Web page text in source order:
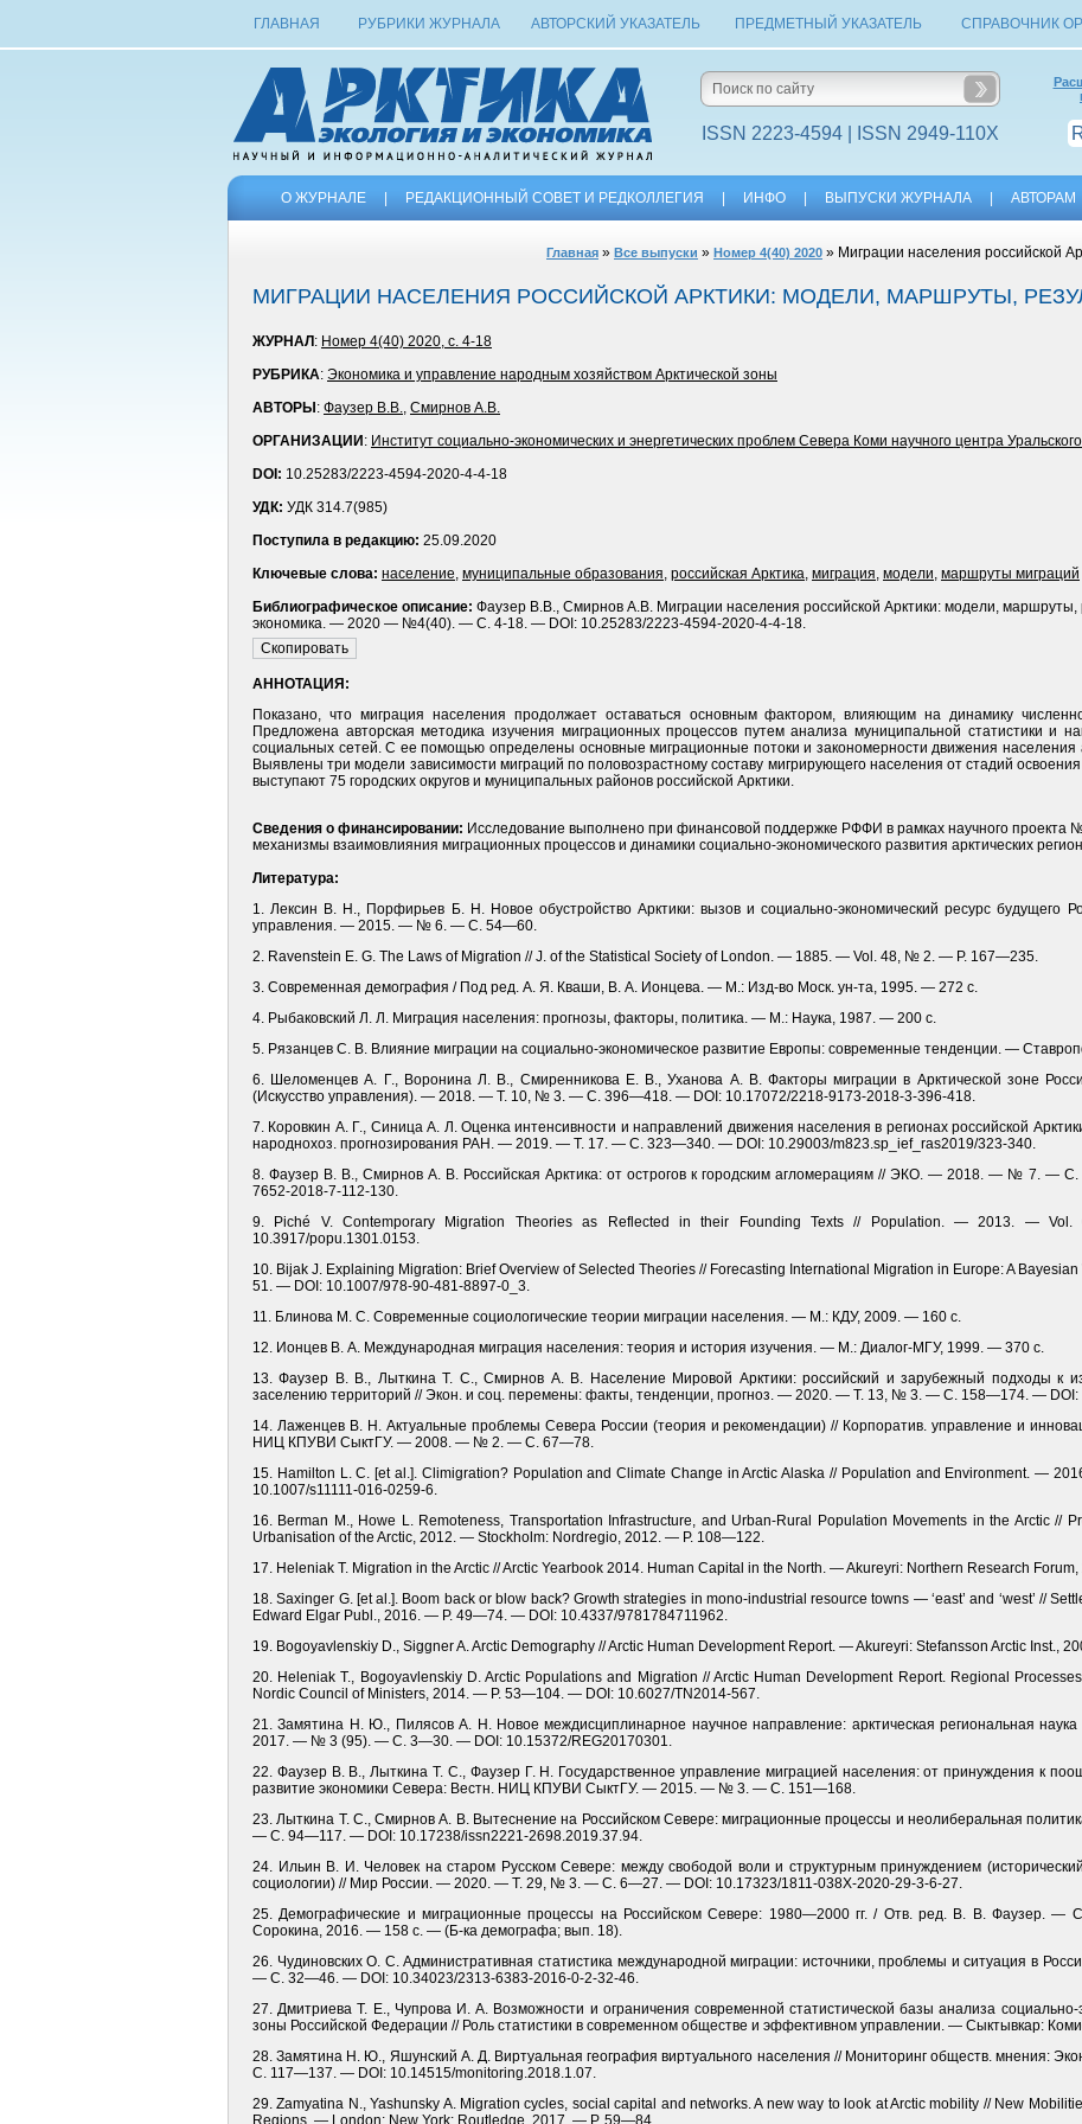
ГЛАВНАЯ РУБРИКИ ЖУРНАЛА АВТОРСКИЙ УКАЗАТЕЛЬ ПРЕДМЕТНЫЙ УКАЗАТЕЛЬ СПРАВОЧНИК
ISSN 2223-4594 | ISSN 2949-110X
О ЖУРНАЛЕ РЕДАКЦИОННЫЙ СОВЕТ И РЕДКОЛЛЕГИЯ ИНФО ВЫПУСКИ ЖУРНАЛА АВТОРАМ
Главная » Все выпуски » Номер 4(40) 2020 » Миграции населения российской
МИГРАЦИИ НАСЕЛЕНИЯ РОССИЙСКОЙ АРКТИКИ: МОДЕЛИ, МАРШРУТЫ,
ЖУРНАЛ : Номер 4(40) 2020, с. 4-18
РУБРИКА: Экономика и управление народным хозяйством Арктической зоны
АВТОРЫ : Фаузер В.В., Смирнов А.В.
ОРГАНИЗАЦИИ : Институт социально-экономических и энергетических проблем Севера Коми научного центра
DOI: 10.25283/2223-4594-2020-4-4-18
УДК: УДК 314.7(985)
Поступила в редакцию: 25.09.2020
Ключевые слова: население, муниципальные образования, российская Арктика, миграция, модели, маршруты миграций
Библиографическое описание: Фаузер В.В., Смирнов А.В. Миграции населения российской Арктики: модели, маршруты,
экономика. — 2020 — №4(40). — С. 4-18. — DOI: 10.25283/2223-4594-2020-4-4-18.
АННОТАЦИЯ:
Показано, что миграция населения продолжает оставаться основным фактором, влияющим на динамику
Предложена авторская методика изучения миграционных процессов путем анализа муниципальной статистики и
социальных сетей. С ее помощью определены основные миграционные потоки и закономерности движения населения
Выявлены три модели зависимости миграций по половозрастному составу мигрирующего населения от стадий
выступают 75 городских округов и муниципальных районов российской Арктики.
Сведения о финансировании: Исследование выполнено при финансовой поддержке РФФИ в рамках научного проекта
механизмы взаимовлияния миграционных процессов и динамики социально-экономического развития арк­тических
Литература:
1. Лексин В. Н., Порфирьев Б. Н. Новое обустройство Арк­тики: вызов и социально-экономический ресурс будущего
управления. — 2015. — № 6. — С. 54—60.
2. Ravenstein Е. G. The Laws of Migration // J. of the Statistical Society of London. — 1885. — Vol. 48, № 2. — P. 167—235.
3. Современная демография / Под ред. А. Я. Кваши, В. А. Ионцева. — М.: Изд-во Моск. ун-та, 1995. — 272 с.
4. Рыбаковский Л. Л. Миграция населения: прогнозы, факторы, политика. — М.: Наука, 1987. — 200 с.
5. Рязанцев С. В. Влияние миграции на социально-экономическое развитие Европы: современные тенденции. —
6. Шеломенцев А. Г., Воронина Л. В., Смиренникова Е. В., Уханова А. В. Факторы миграции в Арктической зоне
(Искусство управления). — 2018. — Т. 10, № 3. — С. 396—418. — DOI: 10.17072/2218-9173-2018-3-396-418.
7. Коровкин А. Г., Синица А. Л. Оценка интенсивности и направлений движения населения в регионах российской
народнохоз. прогнозирования РАН. — 2019. — Т. 17. — С. 323—340. — DOI: 10.29003/m823.sp_ief_ras2019/323-340.
8. Фаузер В. В., Смирнов А. В. Российская Арк­тика: от острогов к городским агломерациям // ЭКО. — 2018. — № 7. —
7652-2018-7-112-130.
9. Piché V. Contemporary Migration Theories as Reflected in their Founding Texts // Population. — 2013. —
10.3917/popu.1301.0153.
10. Bijak J. Explaining Migration: Brief Overview of Selected Theories // Forecasting International Migration in Europe: A
51. — DOI: 10.1007/978-90-481-8897-0_3.
11. Блинова М. С. Современные социологические теории миграции населения. — М.: КДУ, 2009. — 160 с.
12. Ионцев В. А. Международная миграция населения: теория и история изучения. — М.: Диалог-МГУ, 1999. — 370 с.
13. Фаузер В. В., Лыткина Т. С., Смирнов А. В. Население Мировой Арк­тики: российский и зарубежный подходы к
заселению территорий // Экон. и соц. перемены: факты, тенденции, прогноз. — 2020. — Т. 13, № 3. — С. 158—174. — DOI:
14. Лаженцев В. Н. Актуальные проблемы Севера России (теория и рекомендации) // Корпоратив. управление и
НИЦ КПУВИ СыктГУ. — 2008. — № 2. — С. 67—78.
15. Hamilton L. C. [et al.]. Climigration? Population and Climate Change in Arctic Alaska // Population and Environment. —
10.1007/s11111-016-0259-6.
16. Berman M., Howe L. Remoteness, Transportation Infrastructure, and Urban-Rural Population Movements in the Arctic //
Urbanisation of the Arctic, 2012. — Stockholm: Nordregio, 2012. — P. 108—122.
17. Heleniak T. Migration in the Arctic // Arctic Yearbook 2014. Human Capital in the North. — Akureyri: Northern Research
18. Saxinger G. [et al.]. Boom back or blow back? Growth strategies in mono-industrial resource towns — ‘east’ and ‘west’ //
Edward Elgar Publ., 2016. — P. 49—74. — DOI: 10.4337/9781784711962.
19. Bogoyavlenskiy D., Siggner A. Arctic Demography // Arctic Human Development Report. — Akureyri: Stefansson Arctic Inst.,
20. Heleniak T., Bogoyavlenskiy D. Arctic Populations and Migration // Arctic Human Development Report. Regional
Nordic Council of Ministers, 2014. — P. 53—104. — DOI: 10.6027/TN2014-567.
21. Замятина Н. Ю., Пилясов А. Н. Новое междисциплинарное научное направление: арк­тическая региональная
2017. — № 3 (95). — С. 3—30. — DOI: 10.15372/REG20170301.
22. Фаузер В. В., Лыткина Т. С., Фаузер Г. Н. Государственное управление миграцией населения: от принуждения к
развитие экономики Севера: Вестн. НИЦ КПУВИ СыктГУ. — 2015. — № 3. — C. 151—168.
23. Лыткина Т. С., Смирнов А. В. Вытеснение на Российском Севере: миграционные процессы и нео­либеральная
— С. 94—117. — DOI: 10.17238/issn2221-2698.2019.37.94.
24. Ильин В. И. Человек на старом Русском Севере: между свободой воли и структурным принуждением
социологии) // Мир России. — 2020. — Т. 29, № 3. — С. 6—27. — DOI: 10.17323/1811-038X-2020-29-3-6-27.
25. Демографические и миграционные процессы на Российском Севере: 1980—2000 гг. / Отв. ред. В. В. Фаузер. —
Сорокина, 2016. — 158 с. — (Б-ка демографа; вып. 18).
26. Чудиновских О. С. Административная статистика международной миграции: источники, проблемы и ситуация в
— С. 32—46. — DOI: 10.34023/2313-6383-2016-0-2-32-46.
27. Дмитриева Т. Е., Чупрова И. А. Возможности и ограничения современной статистической базы анализа социально-
зоны Российской Федерации // Роль статистики в современном обществе и эффективном управлении. — Сыктывкар:
28. Замятина Н. Ю., Яшунский А. Д. Виртуальная география виртуального населения // Мониторинг обществ. мнения:
С. 117—137. — DOI: 10.14515/monitoring.2018.1.07.
29. Zamyatina N., Yashunsky A. Migration cycles, social capital and networks. A new way to look at Arctic mobility // New
Regions. — London; New York: Routledge, 2017. — P. 59—84.